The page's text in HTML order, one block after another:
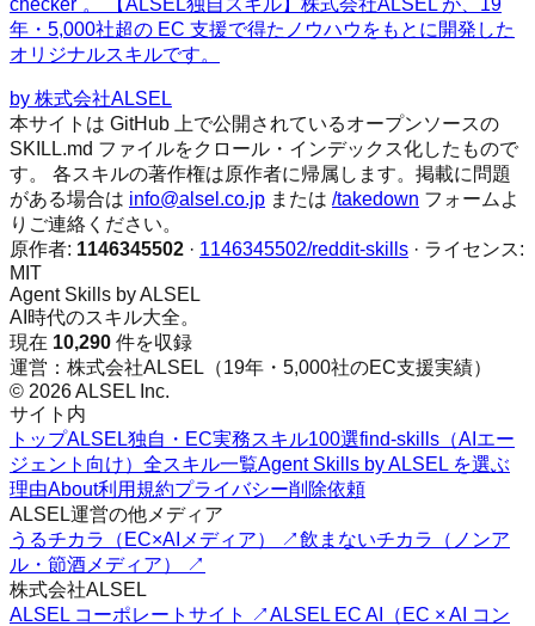
checker`。 【ALSEL独自スキル】株式会社ALSEL が、19
年・5,000社超の EC 支援で得たノウハウをもとに開発した
オリジナルスキルです。
by 株式会社ALSEL
本サイトは GitHub 上で公開されているオープンソースの
SKILL.md ファイルをクロール・インデックス化したもので
す。 各スキルの著作権は原作者に帰属します。掲載に問題
がある場合は info@alsel.co.jp または /takedown フォームよ
りご連絡ください。
原作者: 1146345502 · 1146345502/reddit-skills · ライセンス:
MIT
Agent Skills by ALSEL
AI時代のスキル大全。
現在 10,290 件を収録
運営：株式会社ALSEL（19年・5,000社のEC支援実績）
© 2026 ALSEL Inc.
サイト内
トップALSEL独自・EC実務スキル100選find-skills（AIエー
ジェント向け） 全スキル一覧Agent Skills by ALSEL を選ぶ
理由About利用規約プライバシー削除依頼
ALSEL運営の他メディア
うるチカラ（EC×AIメディア） ↗飲まないチカラ（ノンア
ル・節酒メディア） ↗
株式会社ALSEL
ALSEL コーポレートサイト ↗ALSEL EC AI（EC × AI コン